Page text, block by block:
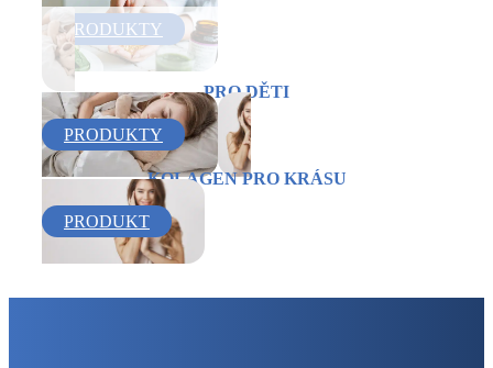
PRODUKTY
PRO DĚTI
PRODUKTY
KOLAGEN PRO KRÁSU
PRODUKT